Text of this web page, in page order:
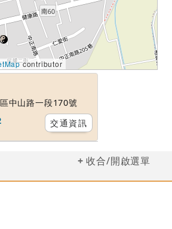
contributor
中山路一段170號
交通資訊
收合/開啟選單